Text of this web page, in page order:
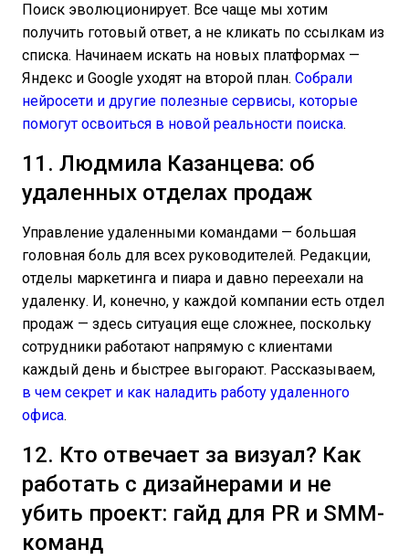
Поиск эволюционирует. Все чаще мы хотим
получить готовый ответ, а не кликать по ссылкам из
списка. Начинаем искать на новых платформах —
Яндекс и Google уходят на второй план. Собрали
нейросети и другие полезные сервисы, которые
помогут освоиться в новой реальности поиска.
11. Людмила Казанцева: об
удаленных отделах продаж
Управление удаленными командами — большая
головная боль для всех руководителей. Редакции,
отделы маркетинга и пиара и давно переехали на
удаленку. И, конечно, у каждой компании есть отдел
продаж — здесь ситуация еще сложнее, поскольку
сотрудники работают напрямую с клиентами
каждый день и быстрее выгорают. Рассказываем,
в чем секрет и как наладить работу удаленного
офиса.
12. Кто отвечает за визуал? Как
работать с дизайнерами и не
убить проект: гайд для PR и SMM-
команд